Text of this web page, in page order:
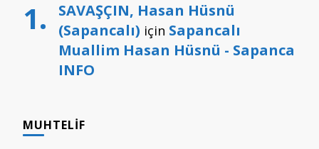
SAVAŞÇIN, Hasan Hüsnü
(Sapancalı) için Sapancalı
Muallim Hasan Hüsnü - Sapanca
INFO
MUHTELIF